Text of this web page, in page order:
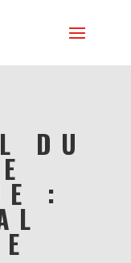
DU
: